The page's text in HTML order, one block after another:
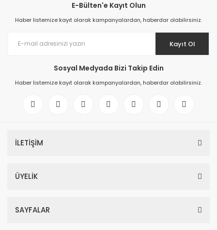
E-Bülten'e Kayıt Olun
Haber listemize kayıt olarak kampanyalardan, haberdar olabilirsiniz.
Kayıt Ol
Sosyal Medyada Bizi Takip Edin
Haber listemize kayıt olarak kampanyalardan, haberdar olabilirsiniz.
İLETİŞİM
ÜYELİK
SAYFALAR